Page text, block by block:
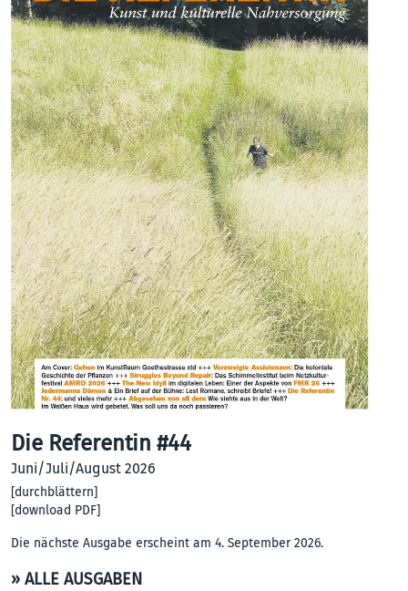
Die Referentin #44
Juni/Juli/August 2026
[durchblättern]
[download PDF]
Die nächste Ausgabe erscheint am 4. September 2026.
» ALLE AUSGABEN